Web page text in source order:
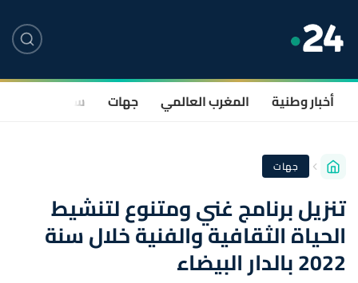
أخبار وطنية المغرب العالمي جهات سياسة
جهات
تنزيل برنامج غني ومتنوع لتنشيط
الحياة الثقافية والفنية خلال سنة
2022 بالدار البيضاء